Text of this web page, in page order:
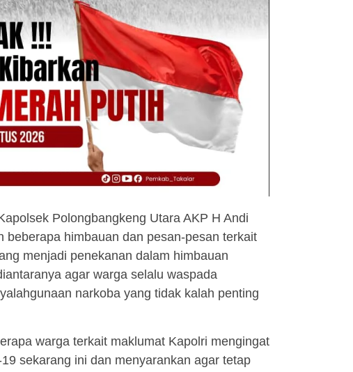
Polongbangkeng Utara AKP H Andi
beberapa himbauan dan pesan-pesan terkait
menjadi penekanan dalam himbauan
agar warga selalu waspada
narkoba yang tidak kalah penting
warga terkait maklumat Kapolri mengingat
sekarang ini dan menyarankan agar tetap